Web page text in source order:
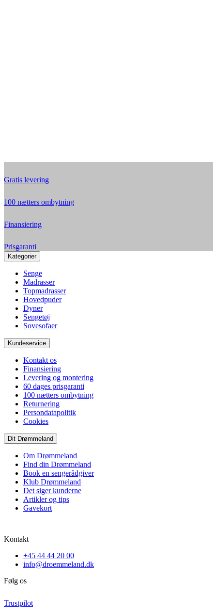
Gratis levering
100 nætters ombytning
Finansiering
Prisgaranti
Kategorier
Senge
Madrasser
Topmadrasser
Hovedpuder
Dyner
Sengetøj
Sovesofaer
Kundeservice
Kontakt os
Finansiering
Levering og montering
60 dages prisgaranti
100 nætters ombytning
Returnering
Persondatapolitik
Cookies
Dit Drømmeland
Om Drømmeland
Find din Drømmeland
Book en sengerådgiver
Klub Drømmeland
Det siger kunderne
Artikler og tips
Gavekort
Kontakt
+45 44 44 20 00
info@droemmeland.dk
Følg os
Trustpilot